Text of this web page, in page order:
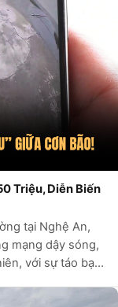
Triệu, Diễn Biến
tại Nghệ An,
mạng dậy sóng,
với sự táo bạo